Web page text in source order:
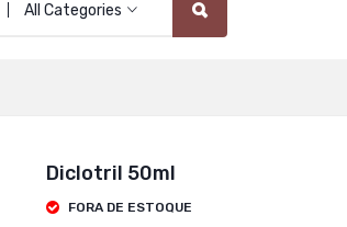
All Categories
Diclotril 50ml
FORA DE ESTOQUE